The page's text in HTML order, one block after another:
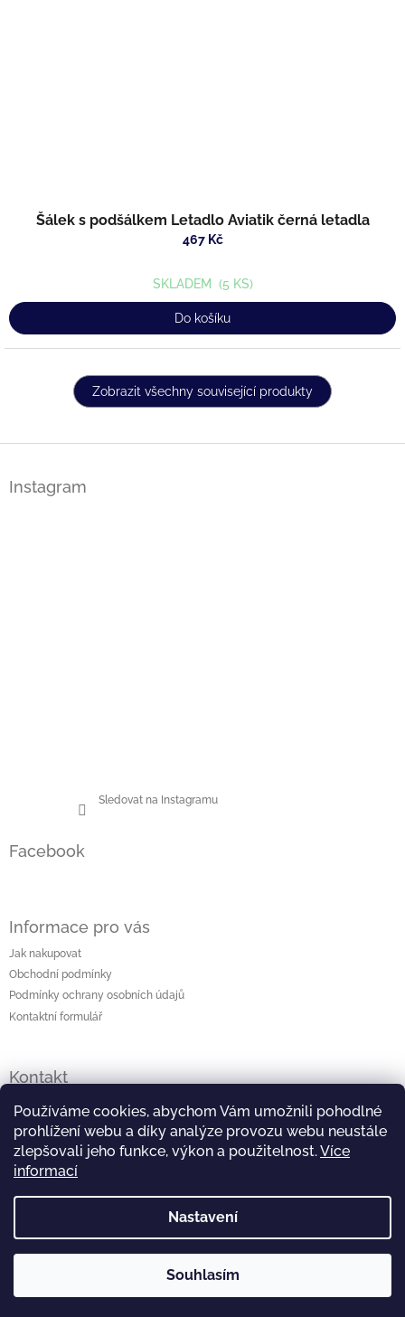
Používáme cookies, abychom Vám umožnili pohodlné
prohlížení webu a díky analýze provozu webu neustále
zlepšovali jeho funkce, výkon a použitelnost.Více
informací
Nastavení
Souhlasím
Šálek s podšálkem Letadlo Aviatik černá letadla
467 Kč
SKLADEM (5 KS)
Do košíku
Zobrazit všechny související produkty
Instagram
Sledovat na Instagramu
Facebook
Informace pro vás
Jak nakupovat
Obchodní podmínky
Podmínky ochrany osobních údajů
Kontaktní formulář
Kontakt
lenka@originalniporcelan.cz
+420 724 872 504
https://www.facebook.com/studiomaliska
https://www.instagram.com/studiomaliska/
Copyright 2026Originální porcelán
vyhrazena.Upravit nastavení cookies